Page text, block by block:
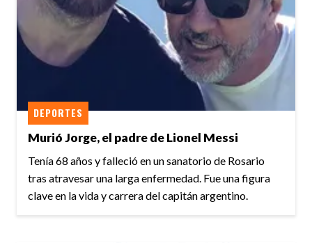
Murió Jorge, el padre de Lionel Messi
DEPORTES
Tenía 68 años y falleció en un sanatorio de Rosario
tras atravesar una larga enfermedad. Fue una figura
clave en la vida y carrera del capitán argentino.